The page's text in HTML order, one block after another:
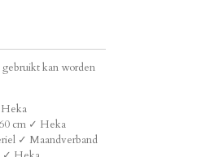
kan worden
cm ✓ Heka
✓ Maandverband